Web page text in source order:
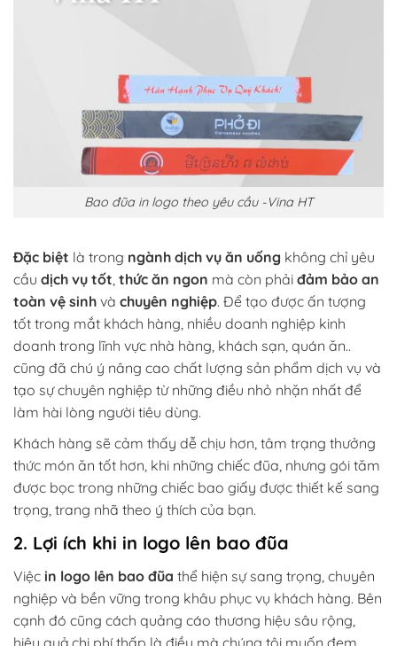
Bao đũa in logo theo yêu cầu -Vina HT
Đặc biệt là trong ngành dịch vụ ăn uống không chỉ yêu
cầu dịch vụ tốt thức ăn ngon mà còn phải đảm bảo an
toàn vệ sinh và chuyên nghiệp. Để tạo được ấn tượng
tốt trong mắt khách hàng, nhiều doanh nghiệp kinh
doanh trong lĩnh vực nhà hàng, khách sạn, quán ăn..
cũng đã chú ý nâng cao chất lượng sản phẩm dịch vụ và
tạo sự chuyên nghiệp từ những điều nhỏ nhặn nhất để
làm hài lòng người tiêu dùng.
Khách hàng sẽ cảm thấy dễ chịu hơn, tâm trạng thưởng
thức món ăn tốt hơn, khi những chiếc đũa, nhưng gói tăm
được bọc trong những chiếc bao giấy được thiết kế sang
trọng, trang nhã theo ý thích của bạn.
2. Lợi ích khi in logo lên bao đũa
Việc in logo lên bao đũa thể hiện sự sang trọng, chuyên
nghiệp và bền vững trong khâu phục vụ khách hàng. Bên
cạnh đó cũng cách quảng cáo thương hiệu sâu rộng,